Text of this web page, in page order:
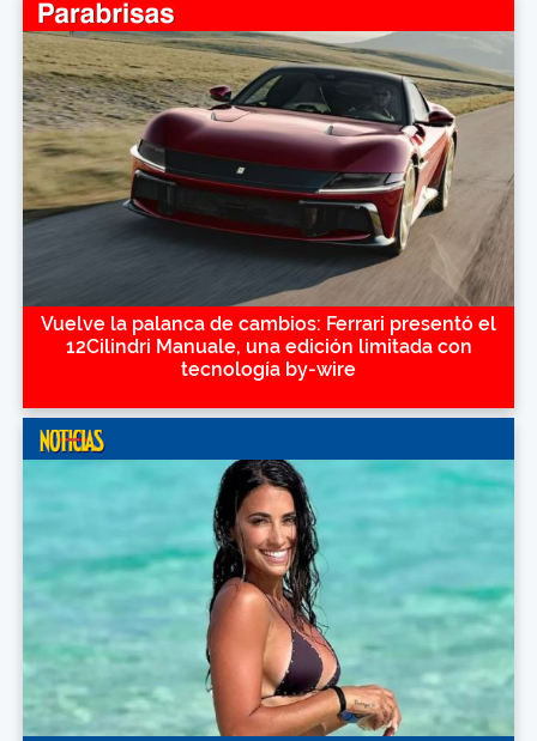
Vuelve la palanca de cambios: Ferrari presentó el
12Cilindri Manuale, una edición limitada con
tecnología by-wire